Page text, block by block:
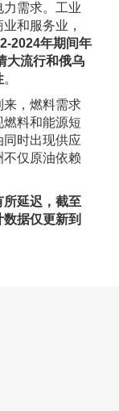
需求。工业
和服务业，
2024年期间年
大流行和俄乌
。
，燃料需求
料和能源短
时出现供应
仅原油依赖
延迟，截至
据仅更新到